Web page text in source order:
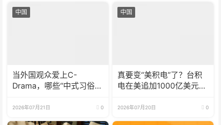
中国
当外国观众爱上C-
Drama，哪些“中式习俗”
2026年07月21日 0
中国
真要变“美积电”了？台积
电在美追加1000亿美元投
2026年07月20日 0